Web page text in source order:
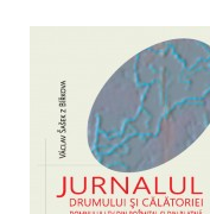
latest